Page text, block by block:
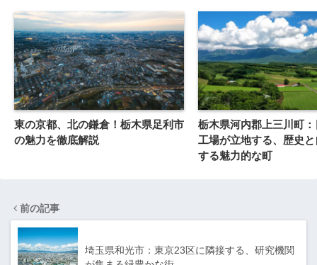
東の京都、北の鎌倉！栃木県足利市
の魅力を徹底解説
栃木県河内郡上三川町
工場が立地する、歴史
する魅力的な町
前の記事
埼玉県和光市：東京23区に隣接する、研究機関